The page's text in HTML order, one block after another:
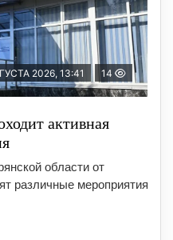
2026, 13:41 14
активная
области от
различные мероприятия